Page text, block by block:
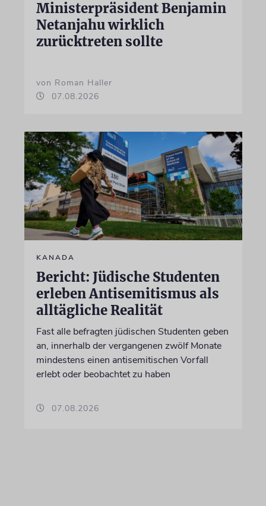
Ministerpräsident Benjamin
Netanjahu wirklich
zurücktreten sollte
von Roman Haller
07.08.2026
KANADA
Bericht: Jüdische Studenten
erleben Antisemitismus als
alltägliche Realität
Fast alle befragten jüdischen Studenten geben
an, innerhalb der vergangenen zwölf Monate
mindestens einen antisemitischen Vorfall
erlebt oder beobachtet zu haben
07.08.2026